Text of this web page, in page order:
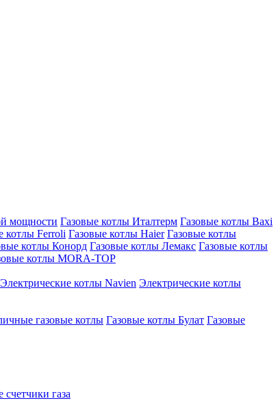
мощности Газовые котлы Италтерм Газовые котлы Baxi
котлы Ferroli Газовые котлы Haier Газовые котлы
котлы Конорд Газовые котлы Лемакс Газовые котлы
котлы MORA-TOP
Электрические котлы Navien Электрические котлы
газовые котлы Газовые котлы Булат Газовые
газа